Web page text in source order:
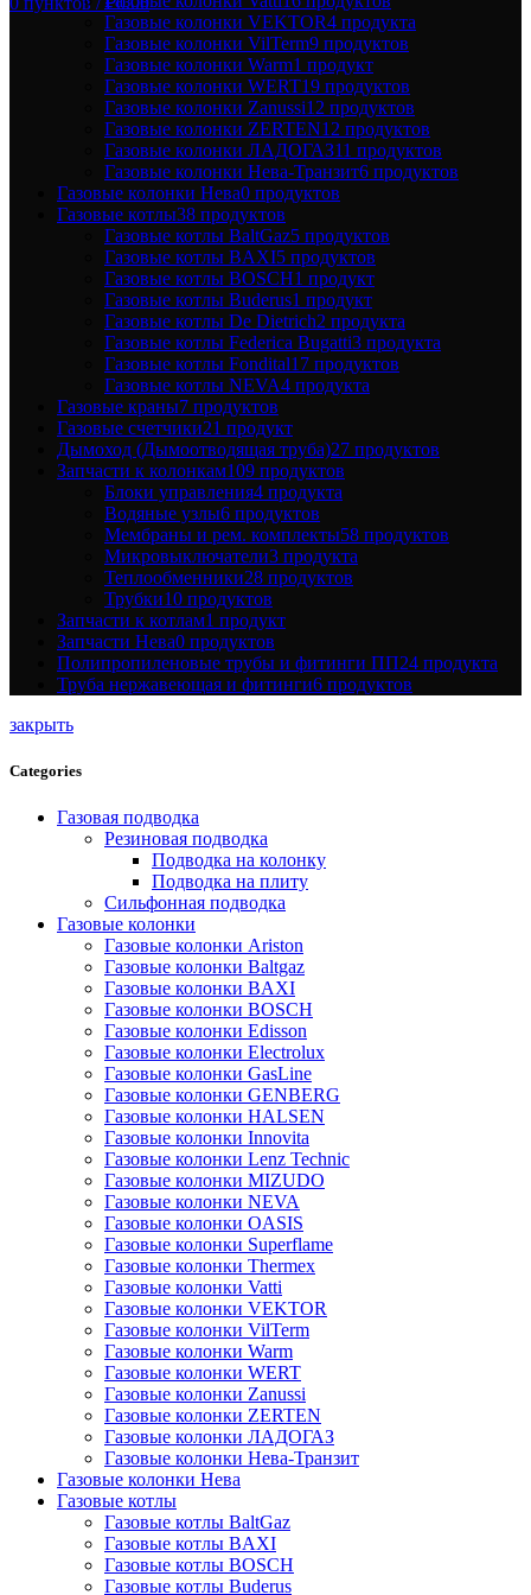
Газовые колонки VEKTOR4 продукта
Газовые колонки VilTerm9 продуктов
Газовые колонки Warm1 продукт
Газовые колонки WERT19 продуктов
Газовые колонки Zanussi12 продуктов
Газовые колонки ZERTEN12 продуктов
Газовые колонки ЛАДОГАЗ11 продуктов
Газовые колонки Нева-Транзит6 продуктов
Газовые колонки Нева0 продуктов
Газовые котлы38 продуктов
Газовые котлы BaltGaz5 продуктов
Газовые котлы BAXI5 продуктов
Газовые котлы BOSCH1 продукт
Газовые котлы Buderus1 продукт
Газовые котлы De Dietrich2 продукта
Газовые котлы Federica Bugatti3 продукта
Газовые котлы Fondital17 продуктов
Газовые котлы NEVA4 продукта
Газовые краны7 продуктов
Газовые счетчики21 продукт
Дымоход (Дымоотводящая труба)27 продуктов
Запчасти к колонкам109 продуктов
Блоки управления4 продукта
Водяные узлы6 продуктов
Мембраны и рем. комплекты58 продуктов
Микровыключатели3 продукта
Теплообменники28 продуктов
Трубки10 продуктов
Запчасти к котлам1 продукт
Запчасти Нева0 продуктов
Полипропиленовые трубы и фитинги ПП24 продукта
Труба нержавеющая и фитинги6 продуктов
закрыть
Categories
Газовая подводка
Резиновая подводка
Подводка на колонку
Подводка на плиту
Сильфонная подводка
Газовые колонки
Газовые колонки Ariston
Газовые колонки Baltgaz
Газовые колонки BAXI
Газовые колонки BOSCH
Газовые колонки Edisson
Газовые колонки Electrolux
Газовые колонки GasLine
Газовые колонки GENBERG
Газовые колонки HALSEN
Газовые колонки Innovita
Газовые колонки Lenz Technic
Газовые колонки MIZUDO
Газовые колонки NEVA
Газовые колонки OASIS
Газовые колонки Superflame
Газовые колонки Thermex
Газовые колонки Vatti
Газовые колонки VEKTOR
Газовые колонки VilTerm
Газовые колонки Warm
Газовые колонки WERT
Газовые колонки Zanussi
Газовые колонки ZERTEN
Газовые колонки ЛАДОГАЗ
Газовые колонки Нева-Транзит
Газовые колонки Нева
Газовые котлы
Газовые котлы BaltGaz
Газовые котлы BAXI
Газовые котлы BOSCH
Газовые котлы Buderus